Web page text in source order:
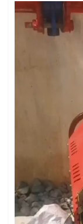
Trình
chơi